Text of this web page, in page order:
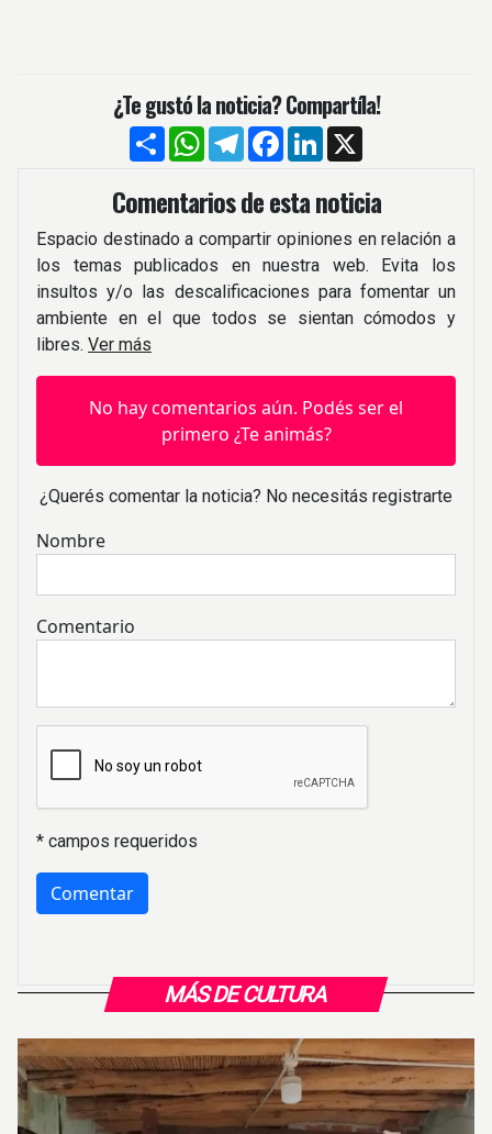
MÁS DE CULTURA
¿Te gustó la noticia? Compartíla!
CompartirWhatsApp
TelegramFacebook
LinkedIn
Comentarios de esta noticia
Espacio destinado a compartir opiniones en relación a
los temas publicados en nuestra web. Evita los
insultos y/o las descalificaciones para fomentar un
ambiente en el que todos se sientan cómodos y
libres. Ver más
No hay comentarios aún. Podés ser el
primero ¿Te animás?
¿Querés comentar la noticia? No necesitás registrarte
Nombre
Comentario
* campos requeridos